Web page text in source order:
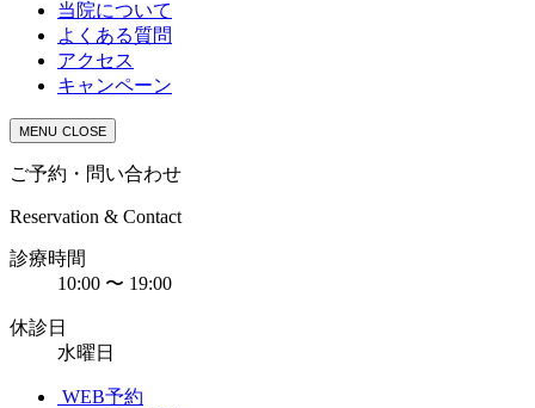
当院について
よくある質問
アクセス
キャンペーン
MENU CLOSE
ご予約・問い合わせ
Reservation & Contact
診療時間
10:00 〜 19:00
休診日
水曜日
WEB予約